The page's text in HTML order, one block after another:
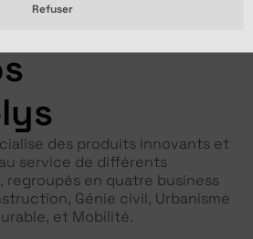
Refuser
des produits innovants et
service de différents
regroupés en quatre business
Génie civil, Urbanisme
et Mobilité.